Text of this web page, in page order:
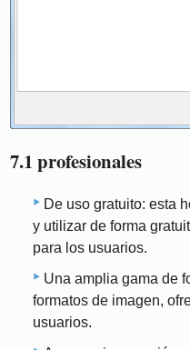
7.1 profesionales
De uso gratuito: esta
y utilizar de forma
para los usuarios.
Una amplia gama de
formatos de imagen,
usuarios.